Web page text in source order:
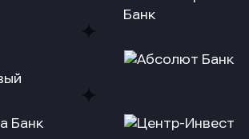
в Альфа-Банк
заявку
Банк
Оправить заявку
заявку
Оправить заявку